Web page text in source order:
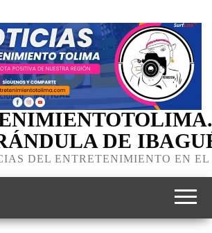
DE
DEL ENTRETENIMIENTO EN